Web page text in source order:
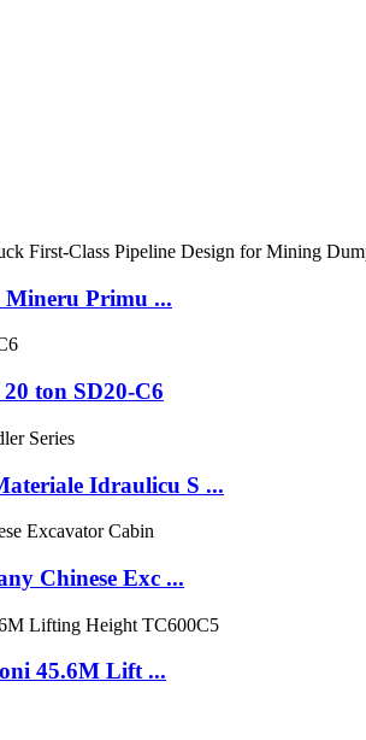
Mineru Primu ...
ton SD20-C6
Idraulicu S ...
Chinese Exc ...
45.6M Lift ...